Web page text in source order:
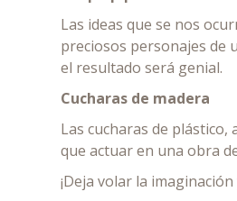
Las ideas que se nos
preciosos personajes de
el resultado será genial.
Cucharas de madera
Las cucharas de
que actuar en una obra
¡Deja volar la